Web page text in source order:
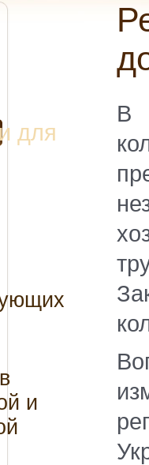
для
и
Регистрация коллективных
В